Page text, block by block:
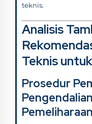
teknis.
Analisis
Teknis
Prosedur
Pemeliharaan